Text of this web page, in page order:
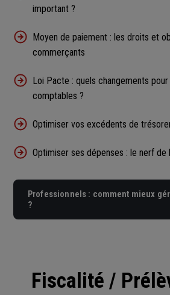
important ?
Moyen de paiement : les droits et
commerçants
Loi Pacte : quels changements
comptables ?
Optimiser vos excédents de
Optimiser ses dépenses : le nerf de
Professionnels : comment mieux
?
Fiscalité /